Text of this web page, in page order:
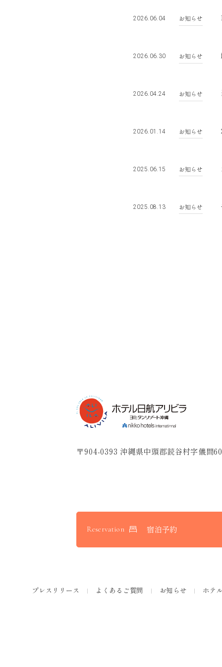
2026.06.04 お知らせ
2026.06.30 お知らせ
2026.04.24 お知らせ
2026.01.14 お知らせ
2025.06.15 お知らせ
2025.08.13 お知らせ
〒904-0393 沖縄県中頭郡読谷村字儀間
Reservation 宿泊予約
プレスリリース よくあるご質問 お知らせ ホテ